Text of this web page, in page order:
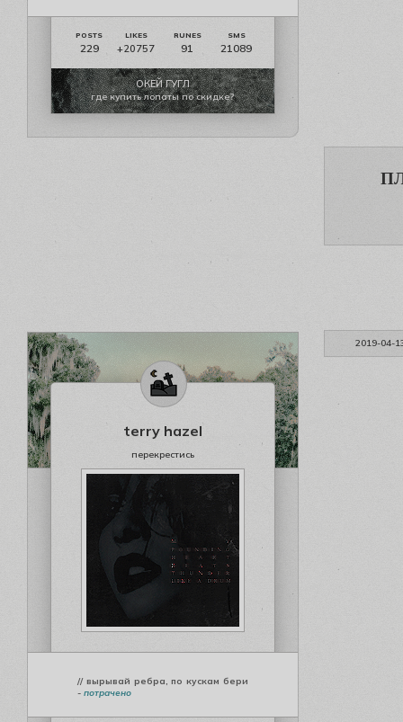
229 +20757 91 21089
ОКЕЙ ГУГЛ
где купить лопаты по скидке?
2019-04-
terry hazel
перекрестись
// вырывай ребра, по кускам бери
- потрачено